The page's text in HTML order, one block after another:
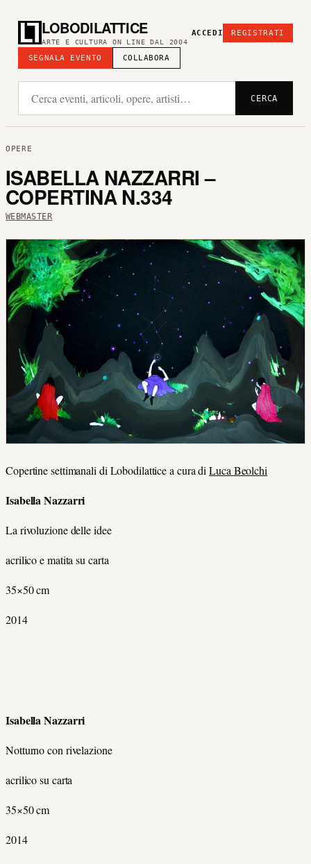
LOBODILATTICE
ARTE E CULTURA ON LINE DAL 2004
SEGNALA EVENTO COLLABORA
ACCEDI REGISTRATI
CERCA
OPERE
ISABELLA NAZZARRI –
COPERTINA N.334
WEBMASTER
Copertine settimanali di Lobodilattice a cura diLuca Beolchi
Isabella Nazzarri
La rivoluzione delle idee
acrilico e matita su carta
35×50 cm
2014
Isabella Nazzarri
Notturno con rivelazione
acrilico su carta
35×50 cm
2014